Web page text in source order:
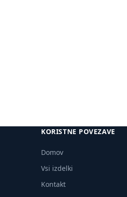
KORISTNE POVEZAVE
Domov
Vsi izdelki
Kontakt